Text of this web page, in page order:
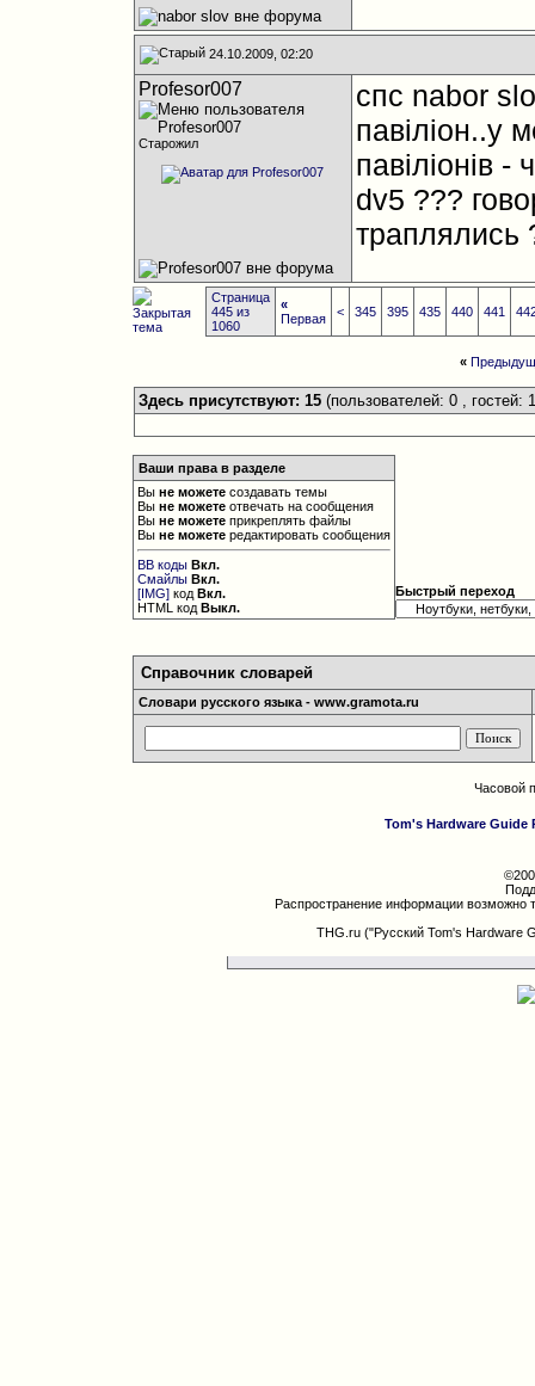
24.10.2009, 02:20
Profesor007
Старожил
спс nabor
павіліон..у
павіліонів
dv5 ???
траплялись
Страница
445 из
1060
«
Первая
< 345 395 435 440 441
«
Здесь присутствуют: 15 (пользователей: 0 , гостей:
Ваши права в разделе
Выне можете создавать темы
Выне можете отвечать на сообщения
Выне можете прикреплять файлы
Выне можете редактировать сообщения
BB коды Вкл.
Смайлы Вкл.
[IMG] кодВкл.
HTML кодВыкл.
Быстрый переход
Справочник словарей
Словари русского языка - www.gramota.ru
Часовой
Tom's Hardware Guide
Распространение информации возможно
THG.ru ("Русский Tom's Hardware